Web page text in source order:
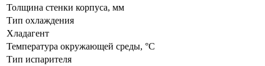
Толщина стенки корпуса, мм
Тип охлаждения
Хладагент
Температура окружающей среды, °С
Тип испарителя